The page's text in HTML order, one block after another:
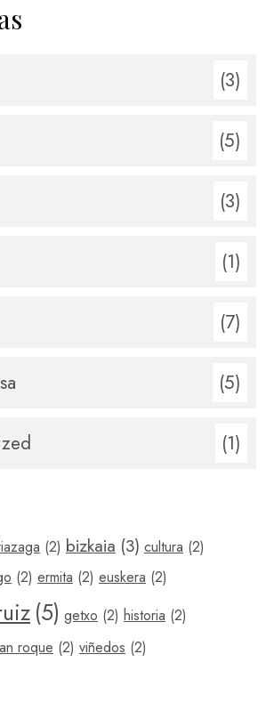
(3)
(5)
(3)
(1)
(7)
(5)
(1)
(2) bizkaia (3) cultura (2)
(2) ermita (2) euskera (2)
(5) getxo (2) historia (2)
roque (2) viñedos (2)